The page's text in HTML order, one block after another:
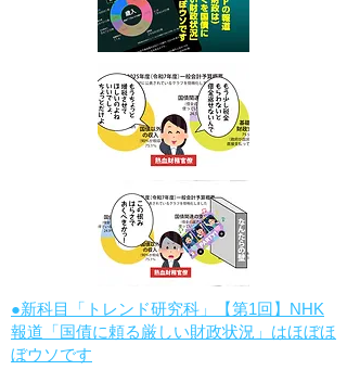
●新科目「トレンド研究科」【第1回】NHK
報道「国債に頼る厳しい財政状況」はほぼほ
ぼウソです